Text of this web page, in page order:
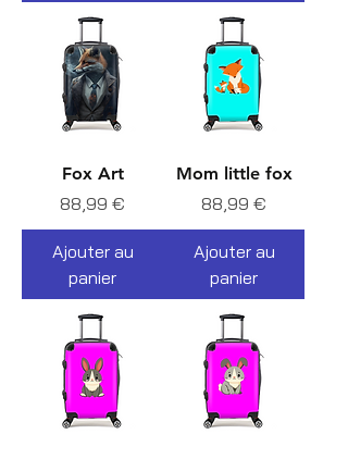
Fox Art
Prix
88,99 €
Ajouter au
panier
Mom little fox
Prix
88,99 €
Ajouter au
panier